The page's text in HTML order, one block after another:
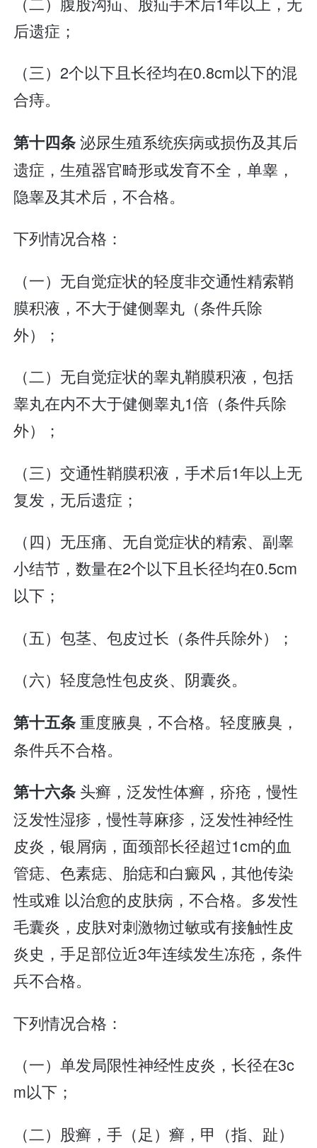
后遗症；
（三）2个以下且长径均在0.8cm以下的混
合痔。
第十四条泌尿生殖系统疾病或损伤及其后
遗症，生殖器官畸形或发育不全，单睾，
隐睾及其术后，不合格。
下列情况合格：
（一）无自觉症状的轻度非交通性精索鞘
膜积液，不大于健侧睾丸（条件兵除
外）；
（二）无自觉症状的睾丸鞘膜积液，包括
睾丸在内不大于健侧睾丸1倍（条件兵除
外）；
（三）交通性鞘膜积液，手术后1年以上无
复发，无后遗症；
（四）无压痛、无自觉症状的精索、副睾
小结节，数量在2个以下且长径均在0.5cm
以下；
（五）包茎、包皮过长（条件兵除外）；
（六）轻度急性包皮炎、阴囊炎。
第十五条重度腋臭，不合格。轻度腋臭，
条件兵不合格。
第十六条 头癣，泛发性体癣，疥疮，慢性
泛发性湿疹，慢性荨麻疹，泛发性神经性
皮炎，银屑病，面颈部长径超过1cm的血
管痣、色素痣、胎痣和白癜风，其他传染
性或难 以治愈的皮肤病，不合格。多发性
毛囊炎，皮肤对刺激物过敏或有接触性皮
炎史，手足部位近3年连续发生冻疮，条件
兵不合格。
下列情况合格：
（一）单发局限性神经性皮炎，长径在3c
m以下；
（二）股癣，手（足）癣，甲（指、趾）